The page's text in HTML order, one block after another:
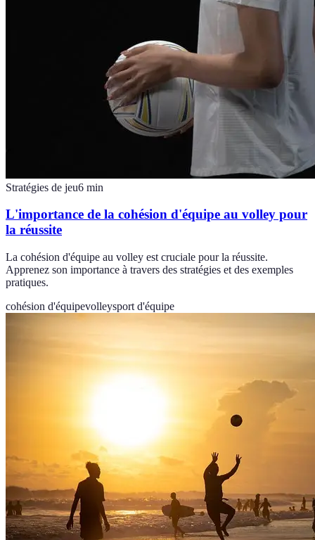
Stratégies de jeu6 min
L'importance de la cohésion d'équipe au volley pour
la réussite
La cohésion d'équipe au volley est cruciale pour la réussite.
Apprenez son importance à travers des stratégies et des exemples
pratiques.
cohésion d'équipevolleysport d'équipe